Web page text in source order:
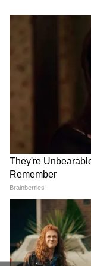
मौलाना
बीच जमीयत ने
जारी किया।
धार्मिक नफरत
लिए सबसे बड़ा
और लोकाचार(
खाता है।"
2. प्रस्ताव में कहा
National
News
headlines